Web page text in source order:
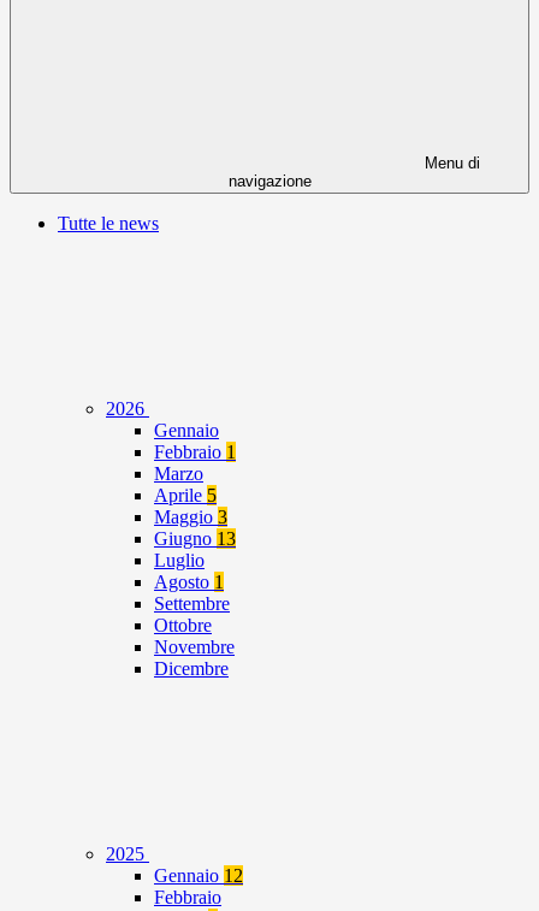
Menu di
navigazione
Tutte le news
2026
Gennaio
Febbraio 1
Marzo
Aprile 5
Maggio 3
Giugno 13
Luglio
Agosto 1
Settembre
Ottobre
Novembre
Dicembre
2025
Gennaio 12
Febbraio